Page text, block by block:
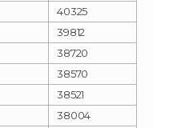
40325
39812
38720
38570
38521
38004